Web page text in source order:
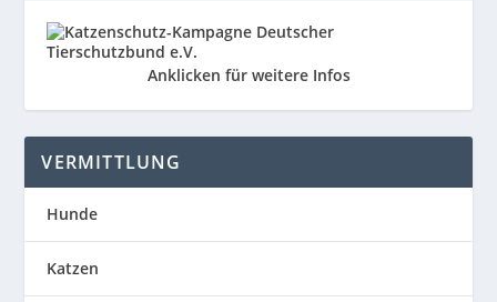
Anklicken für weitere Infos
VERMITTLUNG
Hunde
Katzen